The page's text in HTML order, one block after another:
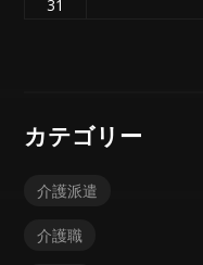
31
カテゴリー
介護派遣
介護職